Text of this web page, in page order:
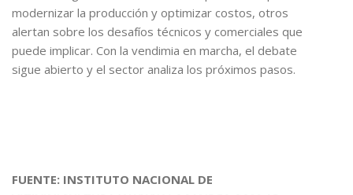
modernizar la producción y optimizar costos, otros
alertan sobre los desafíos técnicos y comerciales que
puede implicar. Con la vendimia en marcha, el debate
sigue abierto y el sector analiza los próximos pasos.
FUENTE: INSTITUTO NACIONAL DE